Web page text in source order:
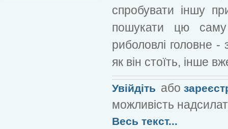
спробувати іншу
пошукати цю саму
риболовлі головне -
як він стоїть, інше
Увійдіть або
можливість
Весь текст...